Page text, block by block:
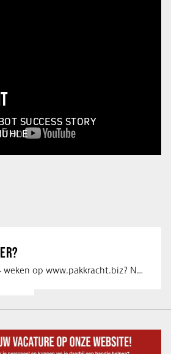
SUCCESS STORY
Uw vacature voor 4 weken op www.pakkracht.biz? Neem dan contact op met Yannick van …